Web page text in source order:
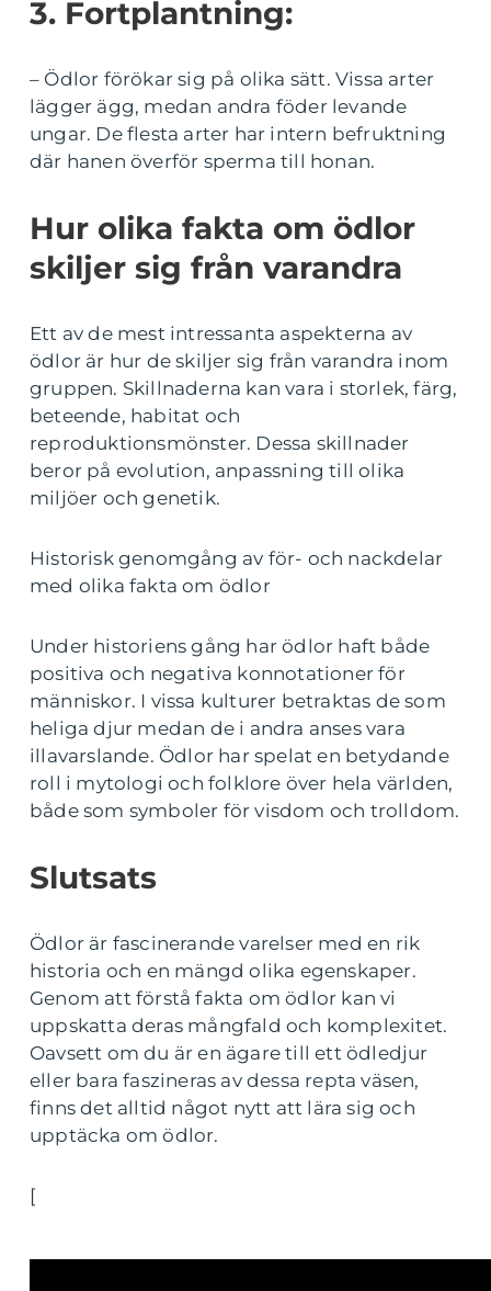
3. Fortplantning:
– Ödlor förökar sig på olika sätt. Vissa arter
lägger ägg, medan andra föder levande
ungar. De flesta arter har intern befruktning
där hanen överför sperma till honan.
Hur olika fakta om ödlor
skiljer sig från varandra
Ett av de mest intressanta aspekterna av
ödlor är hur de skiljer sig från varandra inom
gruppen. Skillnaderna kan vara i storlek, färg,
beteende, habitat och
reproduktionsmönster. Dessa skillnader
beror på evolution, anpassning till olika
miljöer och genetik.
Historisk genomgång av för- och nackdelar
med olika fakta om ödlor
Under historiens gång har ödlor haft både
positiva och negativa konnotationer för
människor. I vissa kulturer betraktas de som
heliga djur medan de i andra anses vara
illavarslande. Ödlor har spelat en betydande
roll i mytologi och folklore över hela världen,
både som symboler för visdom och trolldom.
Slutsats
Ödlor är fascinerande varelser med en rik
historia och en mängd olika egenskaper.
Genom att förstå fakta om ödlor kan vi
uppskatta deras mångfald och komplexitet.
Oavsett om du är en ägare till ett ödledjur
eller bara faszineras av dessa repta väsen,
finns det alltid något nytt att lära sig och
upptäcka om ödlor.
[